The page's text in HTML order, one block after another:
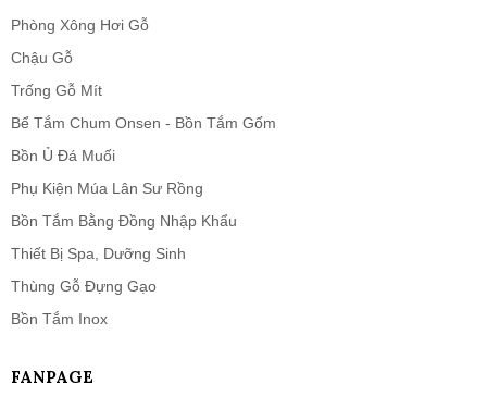
Phòng Xông Hơi Gỗ
Chậu Gỗ
Trống Gỗ Mít
Bể Tắm Chum Onsen - Bồn Tắm Gốm
Bồn Ủ Đá Muối
Phụ Kiện Múa Lân Sư Rồng
Bồn Tắm Bằng Đồng Nhập Khẩu
Thiết Bị Spa, Dưỡng Sinh
Thùng Gỗ Đựng Gạo
Bồn Tắm Inox
FANPAGE